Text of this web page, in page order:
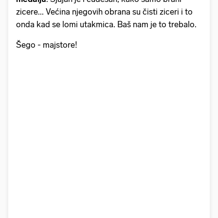
zicere... Većina njegovih obrana su čisti ziceri i to
onda kad se lomi utakmica. Baš nam je to trebalo.
Šego - majstore!